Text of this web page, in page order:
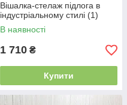
Вішалка-стелаж підлога в
індустріальному стилі (1)
В наявності
1 710 ₴
Купити